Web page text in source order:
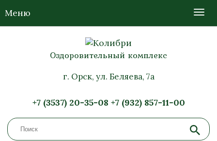
Оздоровительный комплекс
г. Орск, ул. Беляева, 7а
+7 (3537) 20-35-08 +7 (932) 857-11-00
Меню